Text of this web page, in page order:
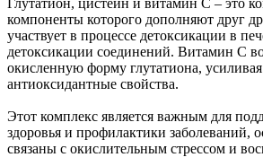
компоненты которого дополняют друг
участвует в процессе детоксикации в
детоксикации соединений. Витамин С
окисленную форму глутатиона, усиливая
антиоксидантные свойства.
Этот комплекс является важным для
здоровья и профилактики заболеваний,
связаны с окислительным стрессом и